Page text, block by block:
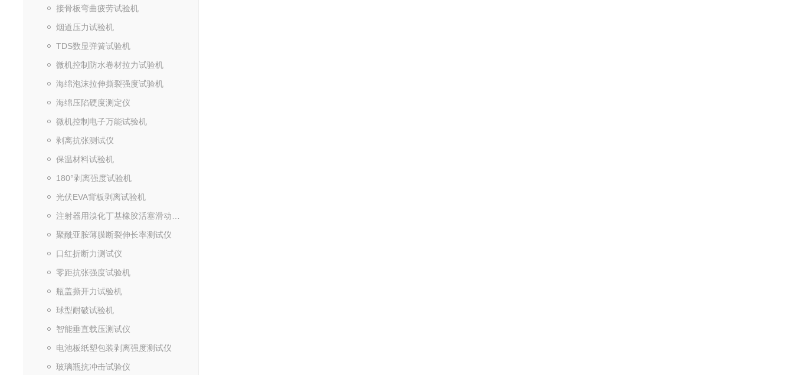
接骨板弯曲疲劳试验机
烟道压力试验机
TDS数显弹簧试验机
微机控制防水卷材拉力试验机
海绵泡沫拉伸撕裂强度试验机
海绵压陷硬度测定仪
微机控制电子万能试验机
剥离抗张测试仪
保温材料试验机
180°剥离强度试验机
光伏EVA背板剥离试验机
聚酰亚胺薄膜断裂伸长率测试仪
口红折断力测试仪
零距抗张强度试验机
瓶盖撕开力试验机
球型耐破试验机
智能垂直载压测试仪
电池板纸塑包装剥离强度测试仪
玻璃瓶抗冲击试验仪